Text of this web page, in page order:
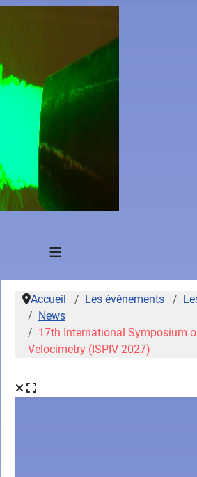
≡
Accueil Les évènements
News
17th International Symposium
Velocimetry (ISPIV 2027)